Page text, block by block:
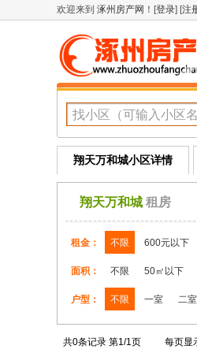
欢迎来到 涿州房产网 ！[登录] [注
翔天万和城小区详情
翔天万和城 租房
租金： 不限 600元以下
面积： 不限 50㎡以下
户型： 不限 一室 二室
共0条记录 第1/1页 每页显